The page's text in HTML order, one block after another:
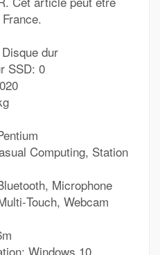
dur
SSD: 0
Computing, Station
Microphone
Webcam
Windows 10